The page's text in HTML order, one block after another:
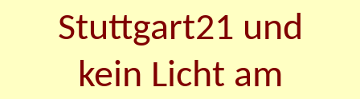
Stuttgart21 und
kein Licht am